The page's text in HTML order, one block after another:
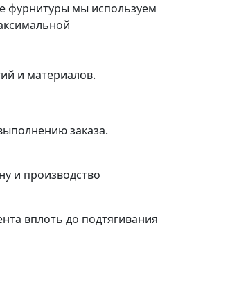
фурнитуры мы используем
и материалов.
заказа.
и производство
вплоть до подтягивания